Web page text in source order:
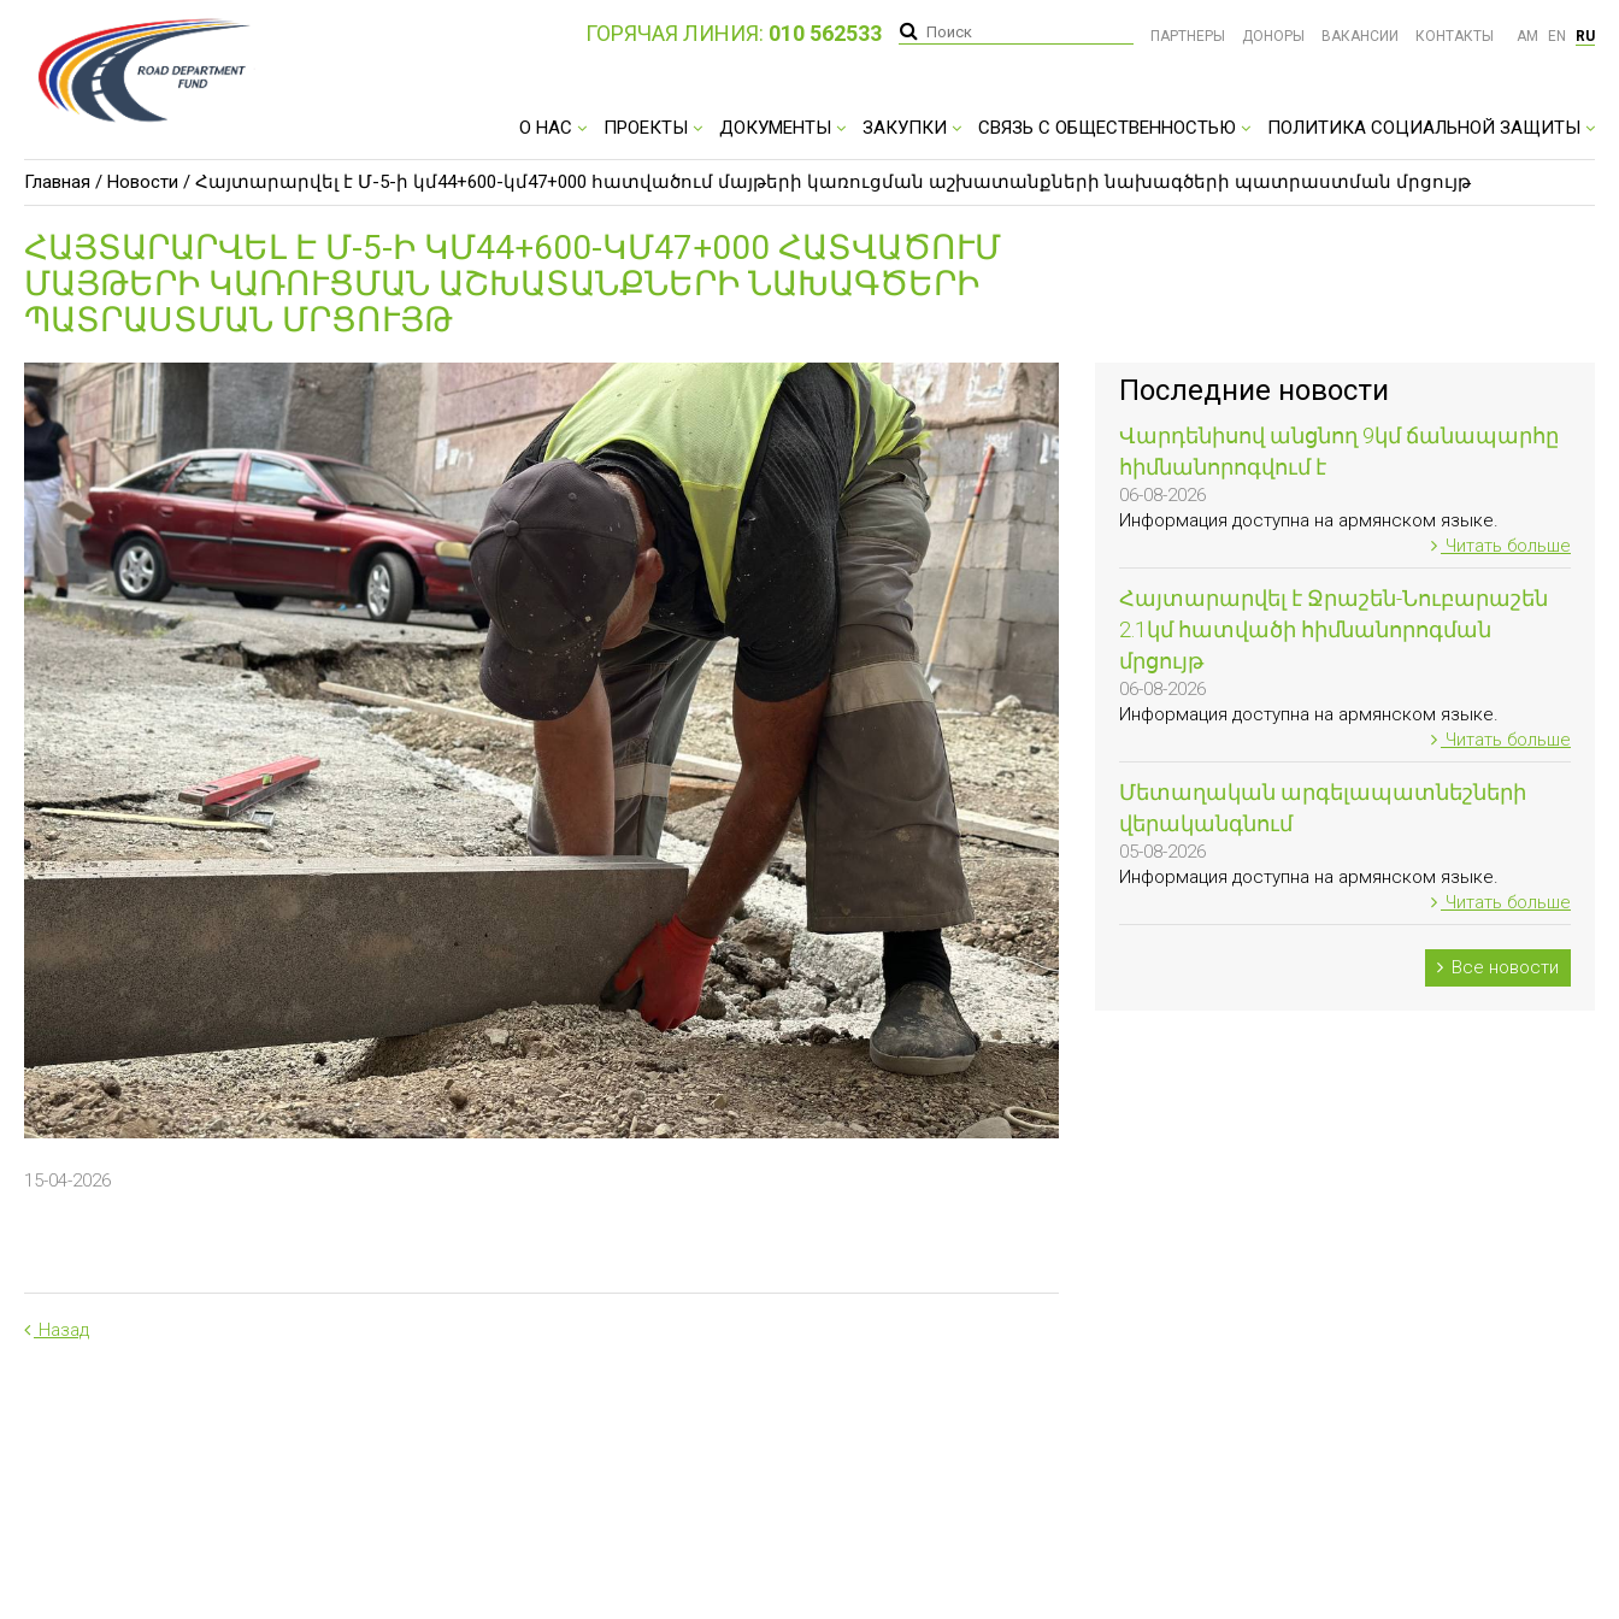
О НАС ПРОЕКТЫ ДОКУМЕНТЫ ЗАКУПКИ СВЯЗЬ С ОБЩЕСТВЕННОСТЬЮ ПОЛИТИКА СОЦИАЛЬНОЙ ЗАЩИТЫ
ГОРЯЧАЯ ЛИНИЯ: 010 562533 ПАРТНЕРЫ ДОНОРЫ ВАКАНСИИ КОНТАКТЫ AM EN RU
Главная / Новости / Հայտարարվել է Մ-5-ի կմ44+600-կմ47+000 հատվածում մայթերի կառուցման աշխատանքների նախագծերի պատրաստման մրցույթ
ՀԱՅՏԱՐԱՐՎԵԼ Է Մ-5-Ի ԿՄ44+600-ԿՄ47+000 ՀԱՏՎԱԾՈՒՄ
ՄԱՅԹԵՐԻ ԿԱՌՈՒՑՄԱՆ ԱՇԽԱՏԱՆՔՆԵՐԻ ՆԱԽԱԳԾԵՐԻ
ՊԱՏՐԱՍՏՄԱՆ ՄՐՑՈՒՅԹ
15-04-2026
Назад
Последние новости
Վարդենիսով անցնող 9կմ ճանապարհը
հիմնանորոգվում է
06-08-2026
Информация доступна на армянском языке.
Читать больше
Հայտարարվել է Ջրաշեն-Նուբարաշեն
2.1կմ հատվածի հիմնանորոգման
մրցույթ
06-08-2026
Информация доступна на армянском языке.
Читать больше
Մետաղական արգելապատնեշների
վերականգնում
05-08-2026
Информация доступна на армянском языке.
Читать больше
Все новости